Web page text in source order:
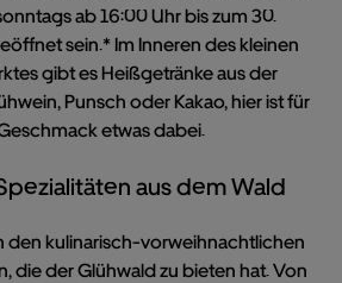
ab 16:00 Uhr bis zum 30.
sein.* Im Inneren des kleinen
gibt es Heißgetränke aus der
Punsch oder Kakao, hier ist für
etwas dabei.
aus dem Wald
den kulinarisch-vorweihnachtlichen
die der Glühwald zu bieten hat. Von